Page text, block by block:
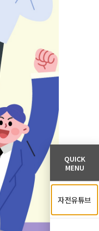
QUICK
MENU
자전유튜브